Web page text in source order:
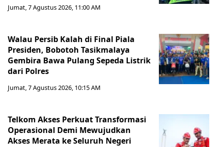
Jumat, 7 Agustus 2026, 11:00 AM
Walau Persib Kalah di Final Piala
Presiden, Bobotoh Tasikmalaya
Gembira Bawa Pulang Sepeda Listrik
dari Polres
Jumat, 7 Agustus 2026, 10:15 AM
Telkom Akses Perkuat Transformasi
Operasional Demi Mewujudkan
Akses Merata ke Seluruh Negeri